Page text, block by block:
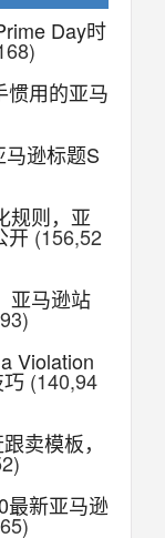
Day时
惯用的亚马
逊标题S
规则，亚
开(156,52
亚马逊站
Violation
(140,94
卖模板，
最新亚马逊